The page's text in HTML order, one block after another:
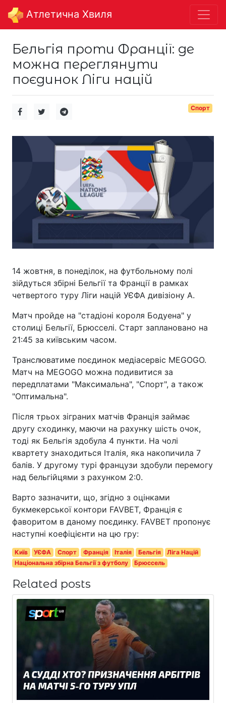
Aтлетична Хвиля
Бельгія проти Франції: де
можна переглянути
поєдинок Ліги націй
Спорт
14 жовтня, в понеділок, на футбольному полі
зійдуться збірні Бельгії та Франції в рамках
четвертого туру Ліги націй УЄФА дивізіону A.
Матч пройде на "стадіоні короля Бодуена" у
столиці Бельгії, Брюсселі. Старт заплановано на
21:45 за київським часом.
Транслюватиме поєдинок медіасервіс MEGOGO.
Матч на MEGOGO можна подивитися за
передплатами "Максимальна", "Спорт", а також
"Оптимальна".
Після трьох зіграних матчів Франція займає
другу сходинку, маючи на рахунку шість очок,
тоді як Бельгія здобула 4 пункти. На чолі
квартету знаходиться Італія, яка накопичила 7
балів. У другому турі французи здобули перемогу
над бельгійцями з рахунком 2:0.
Варто зазначити, що, згідно з оцінками
букмекерської контори FAVBET, Франція є
фаворитом в даному поєдинку. FAVBET пропонує
наступні коефіцієнти на цю гру:
Київ УЄФА Спорт Франція Італія Бельгія
Ліга Націй
Національна збірна Бельгії з футболу
Брюссель
Related posts